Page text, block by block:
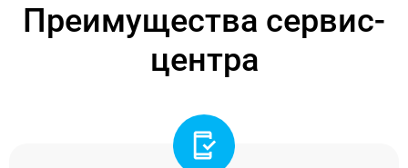
Преимущества сервис-
центра